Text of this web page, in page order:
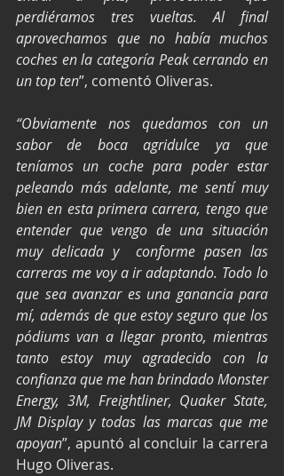
perdiéramos tres vueltas. Al final
aprovechamos que no había muchos
coches en la categoría Peak cerrando en
un top ten”, comentó Oliveras.
“Obviamente nos quedamos con un
sabor de boca agridulce ya que
teníamos un coche para poder estar
peleando más adelante, me sentí muy
bien en esta primera carrera, tengo que
entender que vengo de una situación
muy delicada y  conforme pasen las
carreras me voy a ir adaptando. Todo lo
que sea avanzar es una ganancia para
mí, además de que estoy seguro que los
pódiums van a llegar pronto, mientras
tanto estoy muy agradecido con la
confianza que me han brindado Monster
Energy, 3M, Freightliner, Quaker State,
JM Display y todas las marcas que me
apoyan”, apuntó al concluir la carrera
Hugo Oliveras.